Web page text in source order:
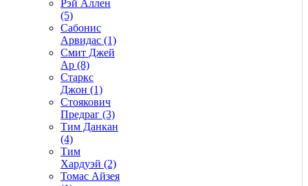
Рэй Аллен
(5)
Сабонис
Арвидас (1)
Смит Джей
Ар (8)
Старкс
Джон (1)
Стоякович
Предраг (3)
Тим Данкан
(4)
Тим
Хардуэй (2)
Томас Айзея